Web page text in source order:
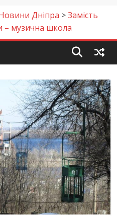
Дніпра >Замість
– музична школа